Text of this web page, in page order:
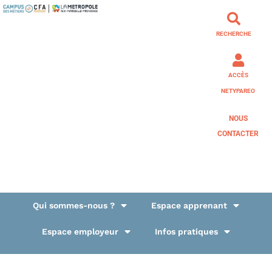
RECHERCHE
ACCÈS
NETYPAREO
NOUS
CONTACTER
Qui sommes-nous ? Espace apprenant
Espace employeur Infos pratiques